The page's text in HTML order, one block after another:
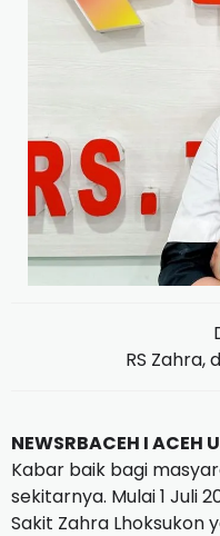
RS Zahra,
NEWSRBACEH I ACEH
Kabar baik bagi
sekitarnya. Mulai 1 Juli
Sakit Zahra